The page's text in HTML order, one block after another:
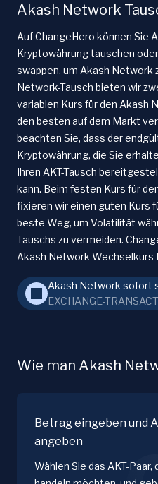
Akash Network
Auf ChangeHero können Sie
Kryptowährung tauschen
swappen, um Akash Network
Network-Tausch bieten wir
variablen Kurs für den Akash
den besten auf dem Markt
beachten Sie, dass der
Kryptowährung, die Sie
Ihren AKT-Tausch
kann. Beim festen Kurs für
fixieren wir einen guten Kurs
beste Weg, um Volatilität
Tauschs zu vermeiden.
Akash Network-Wechselkurs
Akash Network sofort
EXCHANGE-
Wie man Akash
Betrag eingeben und
angeben
Wählen Sie das AKT-Paar,